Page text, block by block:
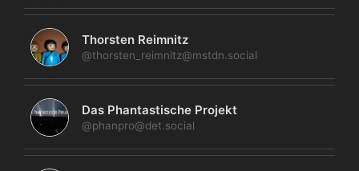
Thorsten Reimnitz
@thorsten_reimnitz@mstdn.social
Das Phantastische Projekt
@phanpro@det.social